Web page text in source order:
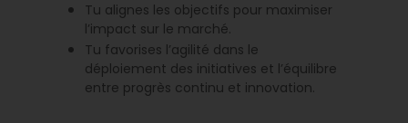
Tu alignes les objectifs pour maximiser
l’impact sur le marché.
Tu favorises l’agilité dans le
déploiement des initiatives et l’équilibre
entre progrès continu et innovation.